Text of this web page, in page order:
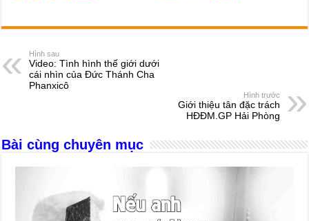
c
e
b
o
k
ss
n
at
A
e
d
er ail ar
Hình sau
Video: Tình hình thế giới dưới
cái nhìn của Đức Thánh Cha
Phanxicô
Hình trước
Giới thiệu tân đặc trách
HĐĐM.GP Hải Phòng
Bài cùng chuyên mục